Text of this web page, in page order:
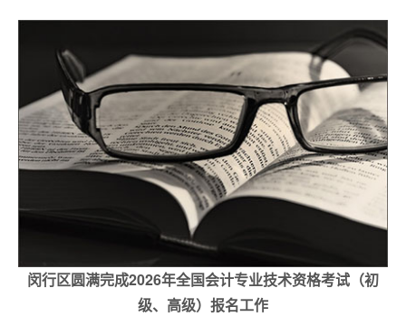
闵行区圆满完成2026年全国会计专业技术资格考试（初
级、高级）报名工作